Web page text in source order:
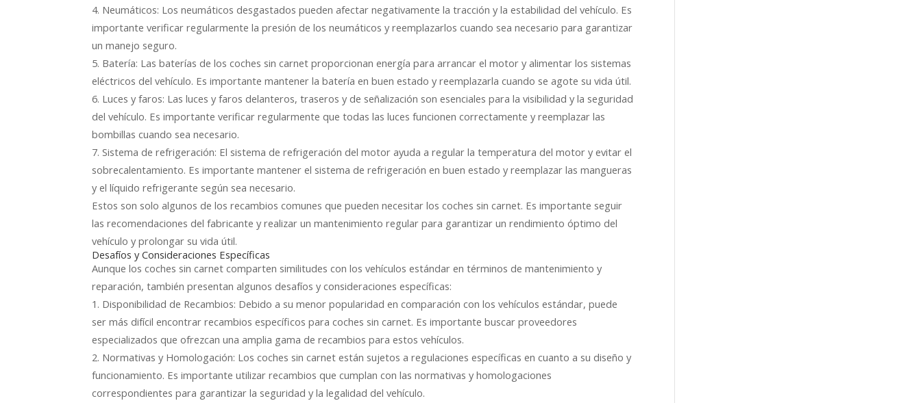
4. Neumáticos: Los neumáticos desgastados pueden afectar negativamente la tracción y la estabilidad del vehículo. Es
importante verificar regularmente la presión de los neumáticos y reemplazarlos cuando sea necesario para garantizar
un manejo seguro.
5. Batería: Las baterías de los coches sin carnet proporcionan energía para arrancar el motor y alimentar los sistemas
eléctricos del vehículo. Es importante mantener la batería en buen estado y reemplazarla cuando se agote su vida útil.
6. Luces y faros: Las luces y faros delanteros, traseros y de señalización son esenciales para la visibilidad y la seguridad
del vehículo. Es importante verificar regularmente que todas las luces funcionen correctamente y reemplazar las
bombillas cuando sea necesario.
7. Sistema de refrigeración: El sistema de refrigeración del motor ayuda a regular la temperatura del motor y evitar el
sobrecalentamiento. Es importante mantener el sistema de refrigeración en buen estado y reemplazar las mangueras
y el líquido refrigerante según sea necesario.
Estos son solo algunos de los recambios comunes que pueden necesitar los coches sin carnet. Es importante seguir
las recomendaciones del fabricante y realizar un mantenimiento regular para garantizar un rendimiento óptimo del
vehículo y prolongar su vida útil.
Desafíos y Consideraciones Específicas
Aunque los coches sin carnet comparten similitudes con los vehículos estándar en términos de mantenimiento y
reparación, también presentan algunos desafíos y consideraciones específicas:
1. Disponibilidad de Recambios: Debido a su menor popularidad en comparación con los vehículos estándar, puede
ser más difícil encontrar recambios específicos para coches sin carnet. Es importante buscar proveedores
especializados que ofrezcan una amplia gama de recambios para estos vehículos.
2. Normativas y Homologación: Los coches sin carnet están sujetos a regulaciones específicas en cuanto a su diseño y
funcionamiento. Es importante utilizar recambios que cumplan con las normativas y homologaciones
correspondientes para garantizar la seguridad y la legalidad del vehículo.